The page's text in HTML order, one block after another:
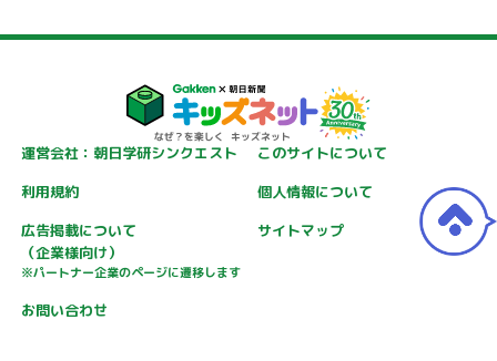
運営会社：朝日学研シンクエスト
このサイトについて
利用規約
個人情報について
広告掲載について
（企業様向け）
※パートナー企業のページに遷移します
サイトマップ
お問い合わせ